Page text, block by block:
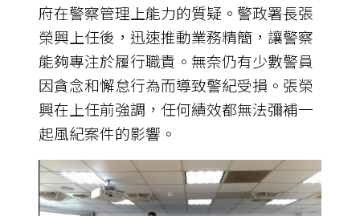
府在警察管理上能力的質疑。警政署長張
榮興上任後，迅速推動業務精簡，讓警察
能夠專注於履行職責。無奈仍有少數警員
因貪念和懈怠行為而導致警紀受損。張榮
興在上任前強調，任何績效都無法彌補一
起風紀案件的影響。